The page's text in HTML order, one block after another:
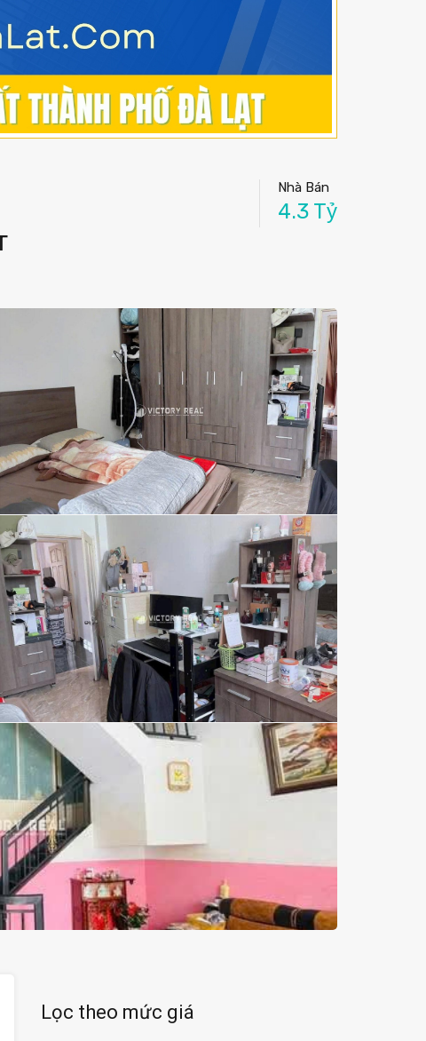
Nhà Bán
4.3 Tỷ
Lọc theo mức giá